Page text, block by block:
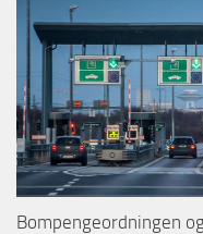
Bompengeordningen